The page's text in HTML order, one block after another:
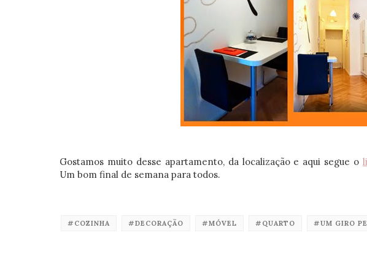
Gostamos muito desse apartamento, da localização e aqui segue o
Um bom final de semana para todos.
#COZINHA #DECORAÇÃO #MÓVEL #QUARTO #UM GIRO